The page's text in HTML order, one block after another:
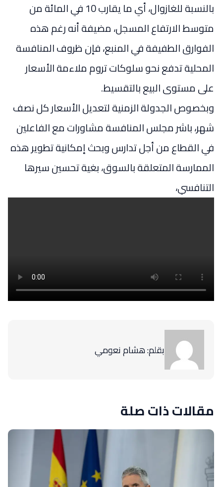
بالنسبة للغازوال، أي ما يقارب 10 في المائة من
متوسط الارتفاع المسجل، مضيفة أنه رغم هذه
الفوارق الطفيفة في المنبع، فإن ظروف المنافسة
المحلية تدفع نحو سلوكات تروم ملاءمة الأسعار
على مستوى البيع بالتقسيط.
وبخصوص الجدولة الزمنية لتعديل الأسعار كل نصف
شهر، باشر مجلس المنافسة مشاورات مع الفاعلين
في القطاع من أجل تدارس وبحث إمكانية تطوير هذه
الممارسة المتعلقة بالسوق، بغية تحسين سيرها
التنافسي،
بقلم: هشام نعومي
مقالات ذات صلة